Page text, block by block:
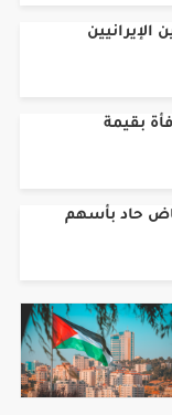
بقيمة
حاد بأسهم